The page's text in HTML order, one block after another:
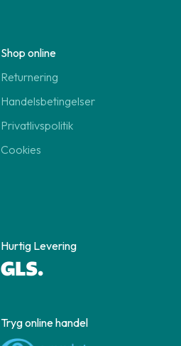
Shop online
Returnering
Handelsbetingelser
Privatlivspolitik
Cookies
Hurtig Levering
Tryg online handel